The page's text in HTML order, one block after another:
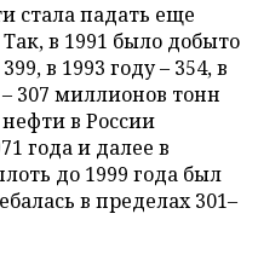
стала падать еще
в 1991 было добыто
в 1993 году – 354, в
– 307 миллионов тонн
в России
года и далее в
до 1999 года был
в пределах 301–